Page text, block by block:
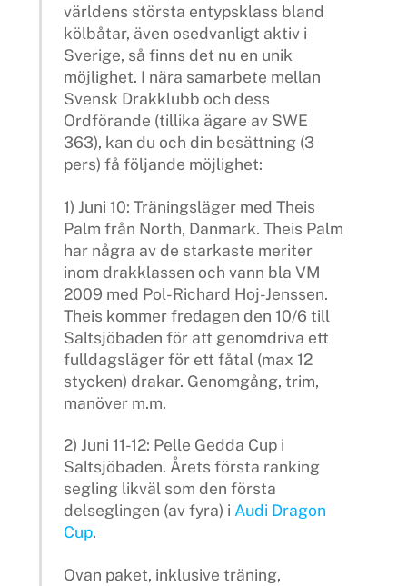
världens största entypsklass bland
kölbåtar, även osedvanligt aktiv i
Sverige, så finns det nu en unik
möjlighet. I nära samarbete mellan
Svensk Drakklubb och dess
Ordförande (tillika ägare av SWE
363), kan du och din besättning (3
pers) få följande möjlighet:
1) Juni 10: Träningsläger med Theis
Palm från North, Danmark. Theis Palm
har några av de starkaste meriter
inom drakklassen och vann bla VM
2009 med Pol-Richard Hoj-Jenssen.
Theis kommer fredagen den 10/6 till
Saltsjöbaden för att genomdriva ett
fulldagsläger för ett fåtal (max 12
stycken) drakar. Genomgång, trim,
manöver m.m.
2) Juni 11-12: Pelle Gedda Cup i
Saltsjöbaden. Årets första ranking
segling likväl som den första
delseglingen (av fyra) iAudi Dragon
Cup.
Ovan paket, inklusive träning,